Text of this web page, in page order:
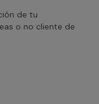
de tu
o no cliente de